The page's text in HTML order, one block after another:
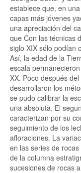
establece que, en
capas más jóvenes
una apreciación del
que Con las técnicas
siglo XIX sólo podían
Así, la edad de la
escala
XX. Poco después
desarrollaron los
se pudo calibrar la
una absoluta. El
caracterizan por su
seguimiento de los
afloraciones. La
en las series de rocas
de la columna
sucesiones de rocas